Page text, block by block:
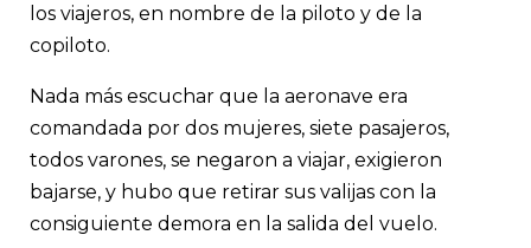
los viajeros, en nombre de la piloto y de la
copiloto.
Nada más escuchar que la aeronave era
comandada por dos mujeres, siete pasajeros,
todos varones, se negaron a viajar, exigieron
bajarse, y hubo que retirar sus valijas con la
consiguiente demora en la salida del vuelo.